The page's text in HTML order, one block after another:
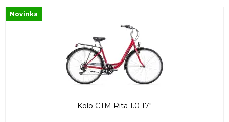
Novinka
Kolo CTM Rita 1.0 17"